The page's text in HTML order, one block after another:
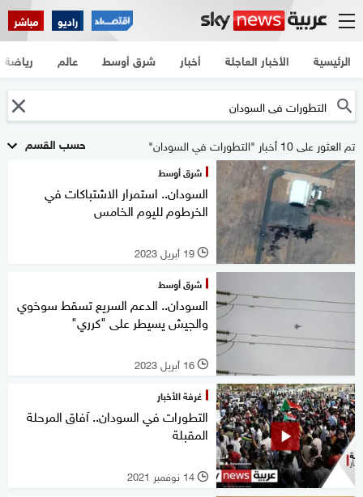
راديو مباشر
الرئيسية الأخبار العاجلة أخبار شرق أوسط عالم رياضة
حسب القسم تم العثور على 10 أخبار "التطورات في السودان"
شرق أوسط
السودان.. استمرار الاشتباكات في
الخرطوم لليوم الخامس
l 19 أبريل 2023
شرق أوسط
السودان.. الدعم السريع تسقط سوخوي
والجيش يسيطر على "كرري"
l 16 أبريل 2023
غرفة الأخبار
التطورات في السودان.. آفاق المرحلة
المقبلة
l 14 نوفمبر 2021